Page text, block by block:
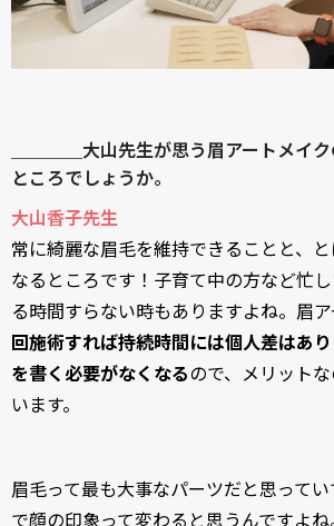
＿＿＿＿大山先生が思う眉アートメイ
ところでしょうか。
大山香子先生
常に綺麗な眉毛を維持できることと、
なるところです！子育て中の方など忙
る時間すらない時もありますよね。眉ア
回施術すれば持続時間には個人差はあ
を書く必要がなくなるので、メリット
います。
眉毛って最も大事なパーツだと思って
で顔の印象って変わると思うんですよね